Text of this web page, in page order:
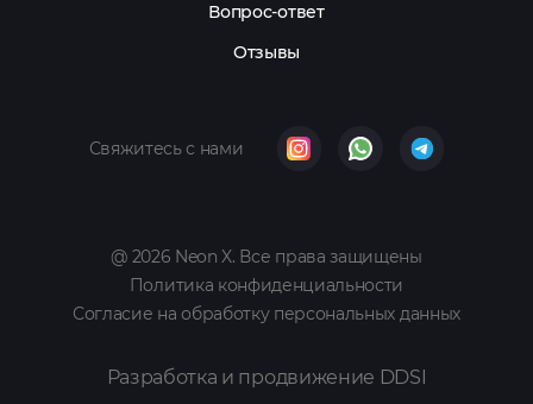
Вопрос-ответ
Отзывы
Свяжитесь с нами
@ 2026 Neon X. Все права защищены
Политика конфиденциальности
Согласие на обработку персональных данных
Разработка и продвижение DDSI